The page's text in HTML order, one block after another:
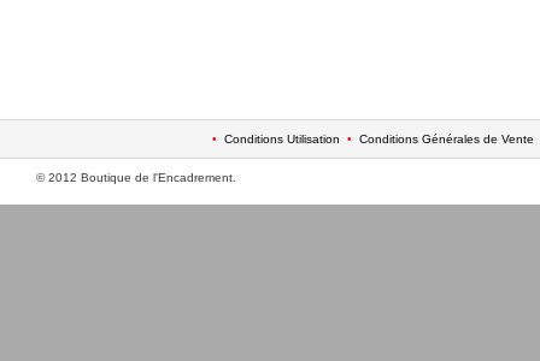
• Conditions Utilisation • Conditions Générales de Vente
© 2012 Boutique de l'Encadrement.